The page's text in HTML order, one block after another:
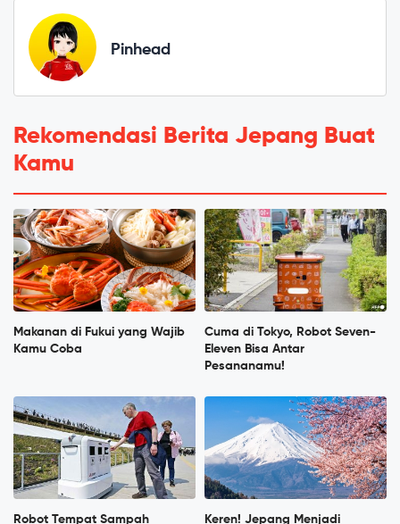
Pinhead
Rekomendasi Berita Jepang Buat
Kamu
Makanan di Fukui yang Wajib
Kamu Coba
Cuma di Tokyo, Robot Seven-
Eleven Bisa Antar
Pesananamu!
Robot Tempat Sampah
Keren! Jepang Menjadi